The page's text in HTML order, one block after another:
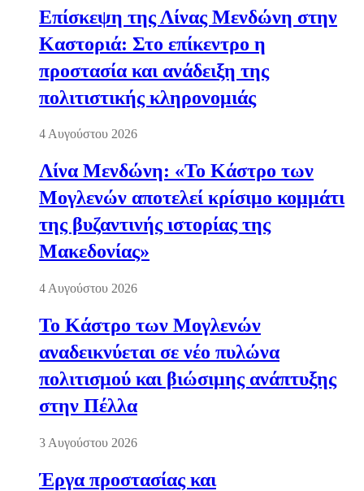
Επίσκεψη της Λίνας Μενδώνη στην
Καστοριά: Στο επίκεντρο η
προστασία και ανάδειξη της
πολιτιστικής κληρονομιάς
4 Αυγούστου 2026
Λίνα Μενδώνη: «Το Κάστρο των
Μογλενών αποτελεί κρίσιμο κομμάτι
της βυζαντινής ιστορίας της
Μακεδονίας»
4 Αυγούστου 2026
Το Κάστρο των Μογλενών
αναδεικνύεται σε νέο πυλώνα
πολιτισμού και βιώσιμης ανάπτυξης
στην Πέλλα
3 Αυγούστου 2026
Έργα προστασίας και